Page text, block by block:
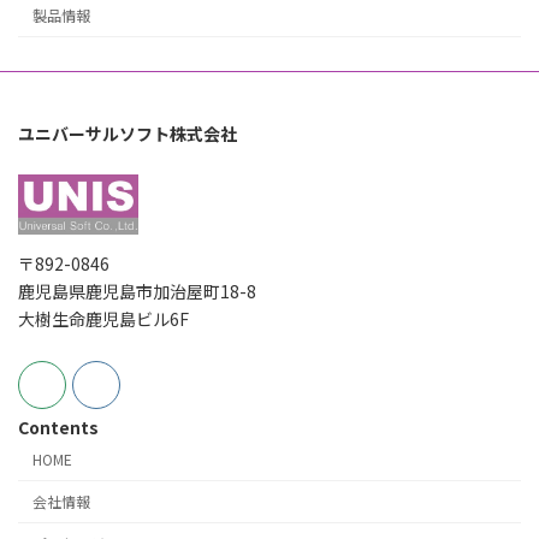
製品情報
ユニバーサルソフト株式会社
〒892-0846
鹿児島県鹿児島市加治屋町18-8
大樹生命鹿児島ビル6F
Contents
HOME
会社情報